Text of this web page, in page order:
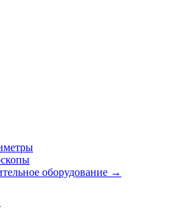
оборудование →